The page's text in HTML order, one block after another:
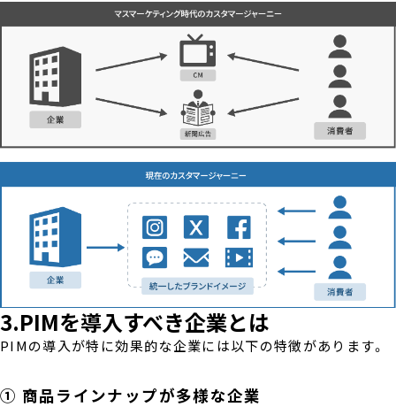
3.PIMを導入すべき企業とは
PIMの導入が特に効果的な企業には以下の特徴があります。
① 商品ラインナップが多様な企業